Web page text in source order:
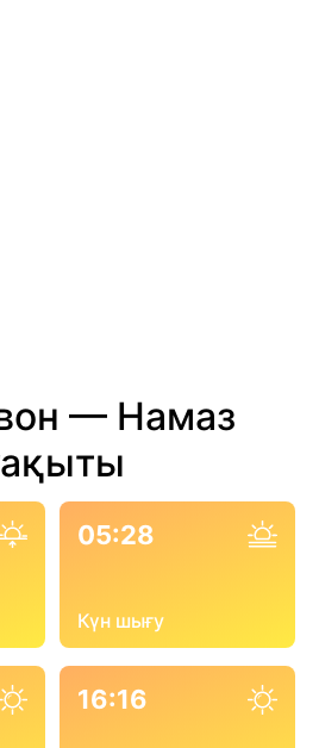
— Намаз
05:28
Күн шығу
16:16